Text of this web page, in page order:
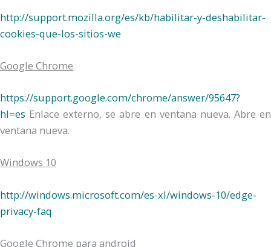
http://support.mozilla.org/es/kb/habilitar-y-deshabilitar-
cookies-que-los-sitios-we
Google Chrome
https://support.google.com/chrome/answer/95647?
hl=es Enlace externo, se abre en ventana nueva. Abre en
ventana nueva.
Windows 10
http://windows.microsoft.com/es-xl/windows-10/edge-
privacy-faq
Google Chrome para android